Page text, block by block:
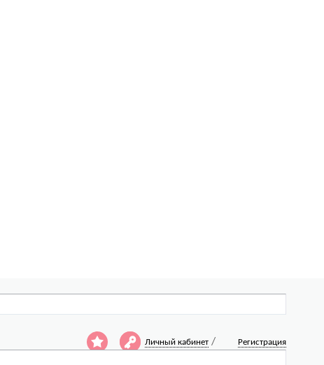
Личный кабинет / Регистрация